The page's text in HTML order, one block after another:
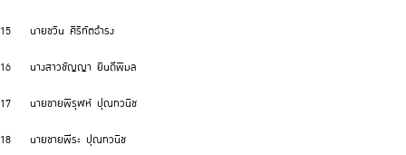
15 นายชวิน ศิริทัตธำรง
16 นางสาวชัญญา ยินดีพิมล
17 นายชายพิรุฬห์ ปุณทวนิช
18 นายชายพีระ ปุณทวนิช